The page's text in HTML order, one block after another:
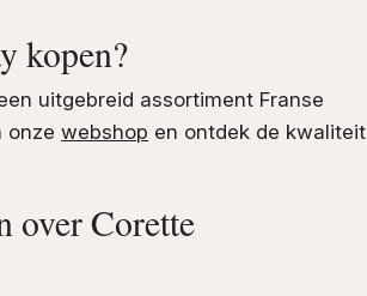
kopen?
uitgebreid assortiment Franse
onze webshop en ontdek de kwaliteit
over Corette